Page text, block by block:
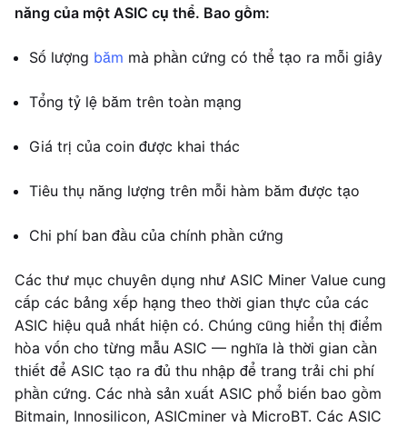
năng của một ASIC cụ thể. Bao gồm:
Số lượng băm mà phần cứng có thể tạo ra mỗi giây
Tổng tỷ lệ băm trên toàn mạng
Giá trị của coin được khai thác
Tiêu thụ năng lượng trên mỗi hàm băm được tạo
Chi phí ban đầu của chính phần cứng
Các thư mục chuyên dụng như ASIC Miner Value cung
cấp các bảng xếp hạng theo thời gian thực của các
ASIC hiệu quả nhất hiện có. Chúng cũng hiển thị điểm
hòa vốn cho từng mẫu ASIC — nghĩa là thời gian cần
thiết để ASIC tạo ra đủ thu nhập để trang trải chi phí
phần cứng. Các nhà sản xuất ASIC phổ biến bao gồm
Bitmain, Innosilicon, ASICminer và MicroBT. Các ASIC